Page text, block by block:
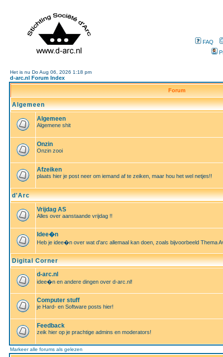
FAQ
Het is nu Do Aug 06, 2026 1:18 pm
d-arc.nl Forum Index
Forum
Algemeen
Algemeen
Algemene shit
Onzin
Onzin zooi
Afzeiken
plaats hier je post neer om iemand af te zeiken, maar hou het wel netjes!!
d'Arc
Vrijdag AS
Alles over aanstaande vrijdag !!
Idee�n
Heb je idee�n over wat d'arc allemaal kan doen, zoals bijvoorbeeld Thema
Digital Corner
d-arc.nl
idee�n en andere dingen over d-arc.nl!
Computer stuff
je Hard- en Software posts hier!
Feedback
zeik hier op je prachtige admins en moderators!
Markeer alle forums als gelezen